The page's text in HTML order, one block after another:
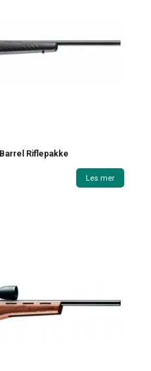
Riflepakke
Les mer